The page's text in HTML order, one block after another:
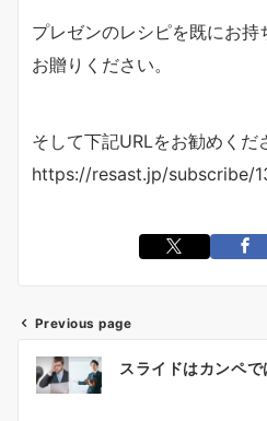
プレゼンのレシピを既にお
お贈りください。
そして下記URLをお勧めくだ
https://resast.jp/subscribe/
Previous page
スライドはカンペで